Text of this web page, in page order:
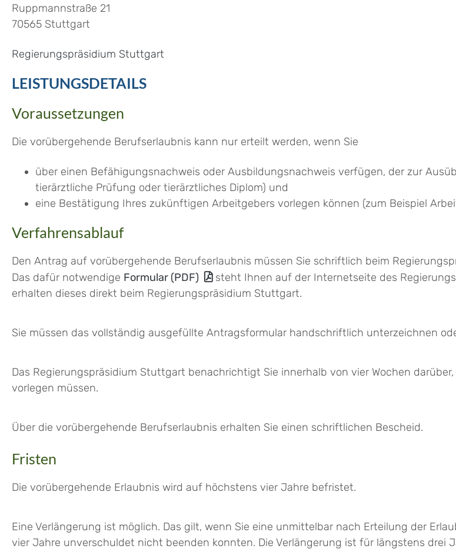
Ruppmannstraße 21
70565 Stuttgart
Regierungspräsidium Stuttgart
LEISTUNGSDETAILS
Voraussetzungen
Die vorübergehende Berufserlaubnis kann nur erteilt werden, wenn Sie
über einen Befähigungsnachweis oder Ausbildungsnachweis verfügen, der zur
tierärztliche Prüfung oder tierärztliches Diplom) und
eine Bestätigung Ihres zukünftigen Arbeitgebers vorlegen können (zum Beispiel
Verfahrensablauf
Den Antrag auf vorübergehende Berufserlaubnis müssen Sie schriftlich beim
Das dafür notwendige Formular (PDF)
steht Ihnen auf der Internetseite des
erhalten dieses direkt beim Regierungspräsidium Stuttgart.
Sie müssen das vollständig ausgefüllte Antragsformular handschriftlich unterzeichnen
Das Regierungspräsidium Stuttgart benachrichtigt Sie innerhalb von vier Wochen
vorlegen müssen.
Über die vorübergehende Berufserlaubnis erhalten Sie einen schriftlichen Bescheid.
Fristen
Die vorübergehende Erlaubnis wird auf höchstens vier Jahre befristet.
Eine Verlängerung ist möglich. Das gilt, wenn Sie eine unmittelbar nach Erteilung der
vier Jahre unverschuldet nicht beenden konnten. Die Verlängerung ist für längstens drei